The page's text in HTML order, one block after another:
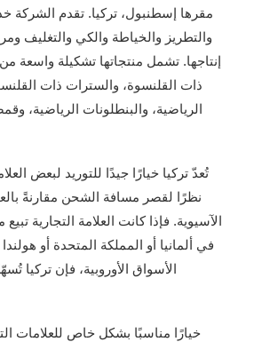
مقرها إسطنبول، تركيا. تقدم الشركة
والتطريز والخياطة والكي والتغليف
إنتاجها. تشمل منتجاتها تشكيلة واسعة
ذات القلنسوة، والسترات ذات
الرياضية، والبنطلونات الرياضية،
تُعدّ تركيا خيارًا جيدًا للتوريد لبعض
نظرًا لقصر مسافة الشحن مقارنةً
الآسيوية. فإذا كانت العلامة التجارية
في ألمانيا أو المملكة المتحدة أو
الأسواق الأوروبية، فإن تركيا